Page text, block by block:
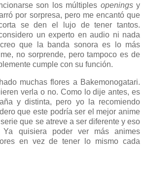
son los múltiples openingsy
por sorpresa, pero me encantó que
se den el lujo de tener tantos.
un experto en audio ni nada
que la banda sonora es lo más
no sorprende, pero tampoco es de
cumple con su función.
muchas flores a Bakemonogatari.
verla o no. Como lo dije antes, es
y distinta, pero yo la recomiendo
que este podría ser el mejor anime
que se atreve a ser diferente y eso
Ya quisiera poder ver más animes
en vez de tener lo mismo cada